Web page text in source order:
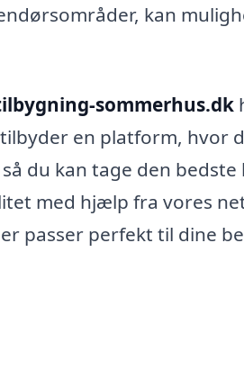
kan
sommerhus.dk
en platform, hvor
du kan tage den bedste
med hjælp fra vores
passer perfekt til dine